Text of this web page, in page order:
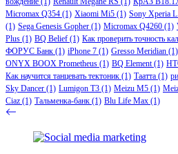
Micromax Q354 (1) Xiaomi Mi5 (1) Sony Xperia
(1) Sega Genesis Gopher (1) Micromax Q4260 (1)
Plus (1) BQ Belief (1) Как проверить точность
ФОРУС Банк (1) iPhone 7 (1) Gresso Meridian (1)
ONYX BOOX Prometheus (1) BQ Element(1)
Как научится танцевать тектоник (1) Таатта (1)
Sky Dancer (1) Lumigon T3 (1) Meizu M5 (1)
Ciaz (1) Тальменка-банк (1) Blu Life Max (1)